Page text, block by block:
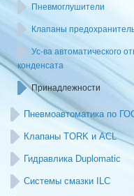
Пневмоглушители
Клапаны
Ус-ва автоматического
конденсата
Принадлежности
Пневмоавтоматика по
Клапаны TORK и ACL
Гидравлика Duplomatic
Системы смазки ILC